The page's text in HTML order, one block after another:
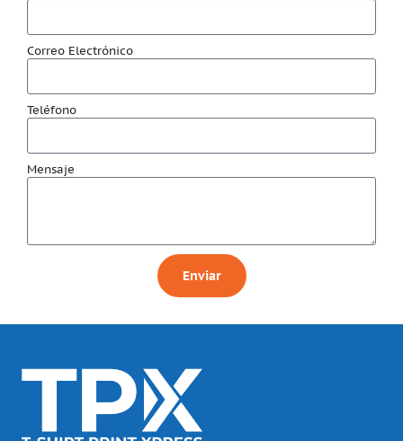
Correo Electrónico
Teléfono
Mensaje
Enviar